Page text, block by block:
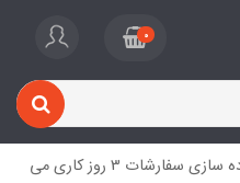
0
زمان آماده سازی سفارشات 3 روز کاری می